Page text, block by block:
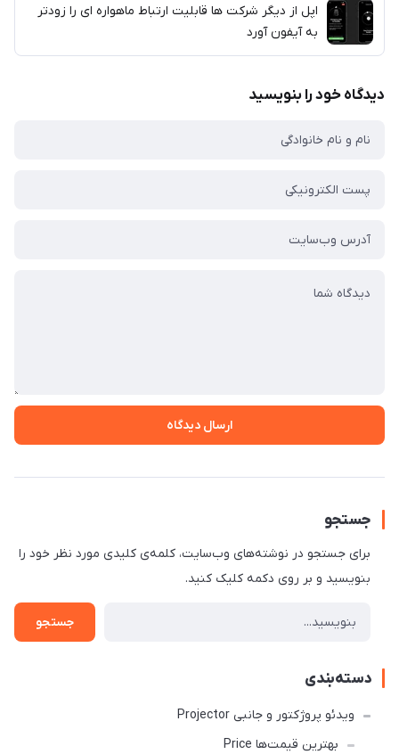
اپل از دیگر شرکت ها قابلیت ارتباط ماهواره ای را زودتر
به آیفون آورد
دیدگاه خود را بنویسید
ارسال دیدگاه
جستجو
برای جستجو در نوشته‌های وب‌سایت، کلمه‌ی کلیدی مورد نظر خود را
بنویسید و بر روی دکمه کلیک کنید.
جستجو
دسته‌بندی
ویدئو پروژکتور و جانبی Projector
بهترین قیمت‌ها Price